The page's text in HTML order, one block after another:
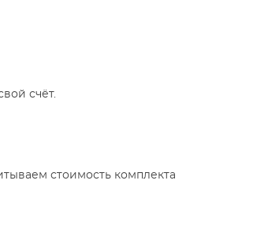
счёт.
стоимость комплекта